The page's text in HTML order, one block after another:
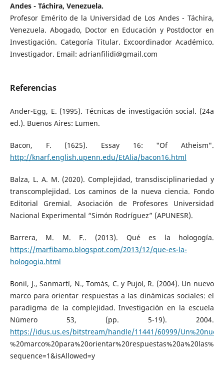
Andes - Táchira, Venezuela.
Profesor Emérito de la Universidad de Los Andes - Táchira,
Venezuela. Abogado, Doctor en Educación y Postdoctor en
Investigación. Categoría Titular. Excoordinador Académico.
Investigador. Email: adrianfilidi@gmail.com
Referencias
Ander-Egg, E. (1995). Técnicas de investigación social. (24a
ed.). Buenos Aires: Lumen.
Bacon, F. (1625). Essay 16: "Of Atheism".
http://knarf.english.upenn.edu/EtAlia/bacon16.html
Balza, L. A. M. (2020). Complejidad, transdisciplinariedad y
transcomplejidad. Los caminos de la nueva ciencia. Fondo
Editorial Gremial. Asociación de Profesores Universidad
Nacional Experimental “Simón Rodríguez” (APUNESR).
Barrera, M. M. F.. (2013). Qué es la hologogía.
https://marfibamo.blogspot.com/2013/12/que-es-la-
hologogia.html
Bonil, J., Sanmartí, N., Tomás, C. y Pujol, R. (2004). Un nuevo
marco para orientar respuestas a las dinámicas sociales: el
paradigma de la complejidad. Investigación en la escuela
Número 53, (pp. 5-19). 2004.
https://idus.us.es/bitstream/handle/11441/60999/Un%20nuevo
sequence=1&isAllowed=y